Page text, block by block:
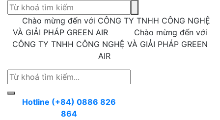
Chào mừng đến với CÔNG TY TNHH CÔNG NGHỆ
VÀ GIẢI PHÁP GREEN AIR
Chào mừng đến với
CÔNG TY TNHH CÔNG NGHỆ VÀ GIẢI PHÁP GREEN
AIR
Hotline (+84) 0886 826
864